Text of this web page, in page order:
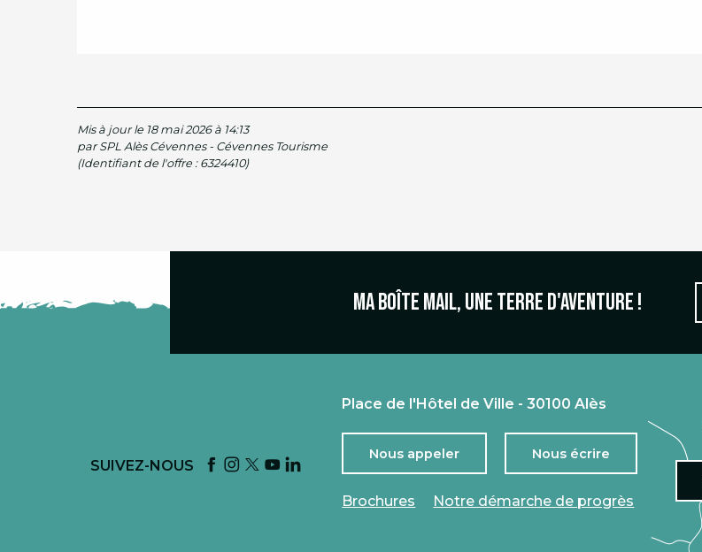
Mis à jour le 18 mai 2026 à 14:13
par SPL Alès Cévennes - Cévennes Tourisme
(Identifiant de l'offre : 6324410)
Ma boîte mail, une terre d'aventure !
SUIVEZ-NOUS
Place de l'Hôtel de Ville - 30100 Alès
Nous appeler Nous écrire
Brochures Notre démarche de progrès